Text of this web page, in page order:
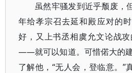
虽然牢骚发到近乎颓废，
年给孝宗召去延和殿应对的
好，又上书丞相虞允文论战
——就可以知道。可惜偌大的
了解他，“无人会，登临意。”